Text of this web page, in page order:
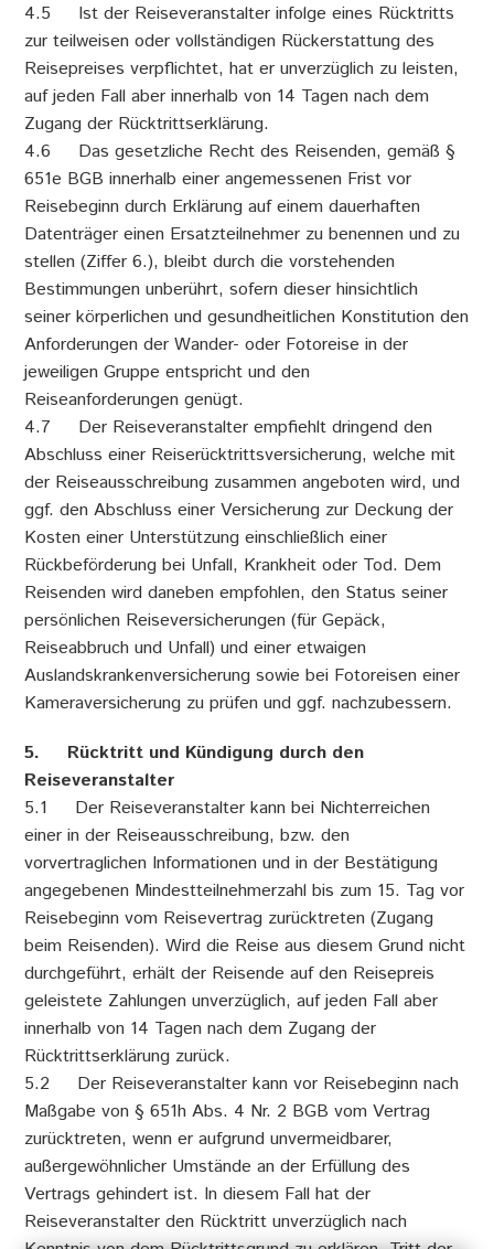
4.5 Ist der Reiseveranstalter infolge eines Rücktritts
zur teilweisen oder vollständigen Rückerstattung des
Reisepreises verpflichtet, hat er unverzüglich zu leisten,
auf jeden Fall aber innerhalb von 14 Tagen nach dem
Zugang der Rücktrittserklärung.
4.6 Das gesetzliche Recht des Reisenden, gemäß §
651e BGB innerhalb einer angemessenen Frist vor
Reisebeginn durch Erklärung auf einem dauerhaften
Datenträger einen Ersatzteilnehmer zu benennen und zu
stellen (Ziffer 6.), bleibt durch die vorstehenden
Bestimmungen unberührt, sofern dieser hinsichtlich
seiner körperlichen und gesundheitlichen Konstitution den
Anforderungen der Wander- oder Fotoreise in der
jeweiligen Gruppe entspricht und den
Reiseanforderungen genügt.
4.7 Der Reiseveranstalter empfiehlt dringend den
Abschluss einer Reiserücktrittsversicherung, welche mit
der Reiseausschreibung zusammen angeboten wird, und
ggf. den Abschluss einer Versicherung zur Deckung der
Kosten einer Unterstützung einschließlich einer
Rückbeförderung bei Unfall, Krankheit oder Tod. Dem
Reisenden wird daneben empfohlen, den Status seiner
persönlichen Reiseversicherungen (für Gepäck,
Reiseabbruch und Unfall) und einer etwaigen
Auslandskrankenversicherung sowie bei Fotoreisen einer
Kameraversicherung zu prüfen und ggf. nachzubessern.
5. Rücktritt und Kündigung durch den
Reiseveranstalter
5.1 Der Reiseveranstalter kann bei Nichterreichen
einer in der Reiseausschreibung, bzw. den
vorvertraglichen Informationen und in der Bestätigung
angegebenen Mindestteilnehmerzahl bis zum 15. Tag vor
Reisebeginn vom Reisevertrag zurücktreten (Zugang
beim Reisenden). Wird die Reise aus diesem Grund nicht
durchgeführt, erhält der Reisende auf den Reisepreis
geleistete Zahlungen unverzüglich, auf jeden Fall aber
innerhalb von 14 Tagen nach dem Zugang der
Rücktrittserklärung zurück.
5.2 Der Reiseveranstalter kann vor Reisebeginn nach
Maßgabe von § 651h Abs. 4 Nr. 2 BGB vom Vertrag
zurücktreten, wenn er aufgrund unvermeidbarer,
außergewöhnlicher Umstände an der Erfüllung des
Vertrags gehindert ist. In diesem Fall hat der
Reiseveranstalter den Rücktritt unverzüglich nach